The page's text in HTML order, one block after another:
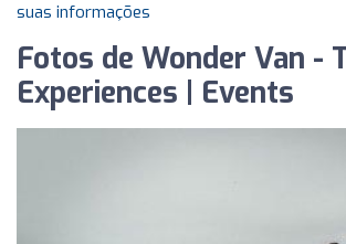
suas informações
Fotos de Wonder Van -
Experiences | Events